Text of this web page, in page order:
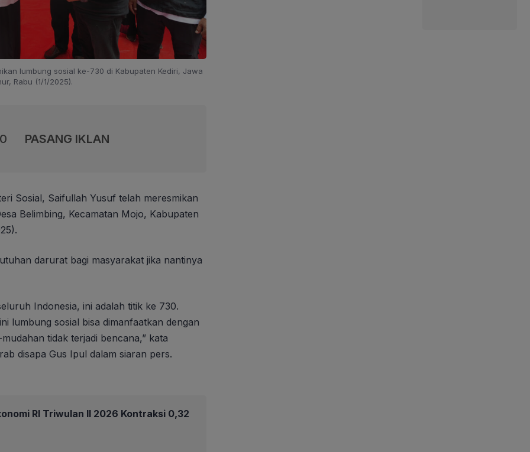
lumbung sosial ke-730 di Kabupaten Kediri, Jawa
Rabu (1/1/2025).
PASANG IKLAN
Sosial, Saifullah Yusuf telah meresmikan
Belimbing, Kecamatan Mojo, Kabupaten
darurat bagi masyarakat jika nantinya
Indonesia, ini adalah titik ke 730.
lumbung sosial bisa dimanfaatkan dengan
tidak terjadi bencana,” kata
disapa Gus Ipul dalam siaran pers.
RI Triwulan II 2026 Kontraksi 0,32